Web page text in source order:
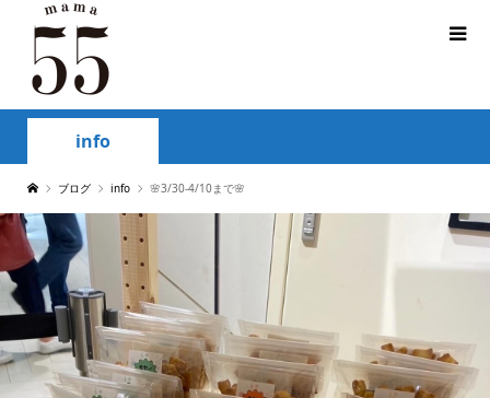
info
ブログ info 🌸3/30-4/10まで🌸